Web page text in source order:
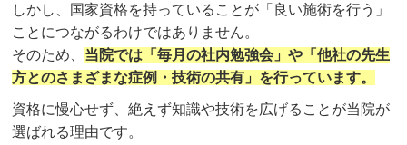
しかし、国家資格を持っていることが「良い施術を行う」
ことにつながるわけではありません。
そのため、 当院では「毎月の社内勉強会」や「他社の先生
方とのさまざまな症例・技術の共有」を行っています。
資格に慢心せず、絶えず知識や技術を広げることが当院が
選ばれる理由です。